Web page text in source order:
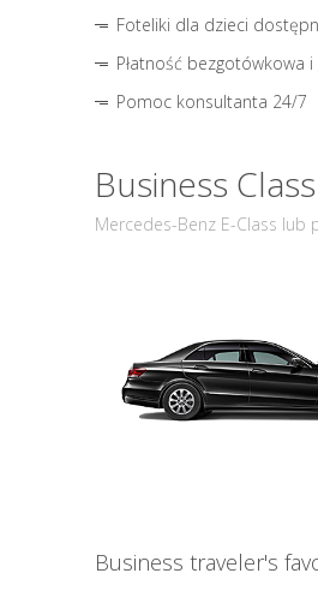
Foteliki dla dzieci
Płatność bezgotówkowa
Pomoc konsultanta 24/7
Business Class
Mercedes-Benz E-Class lub
Business traveler's